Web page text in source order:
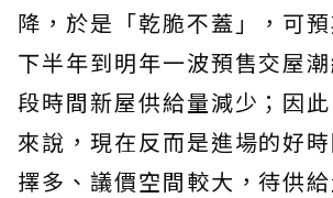
降，於是「乾脆不蓋」，可
下半年到明年一波預售交屋
段時間新屋供給量減少；因
來說，現在反而是進場的好
擇多、議價空間較大，待供